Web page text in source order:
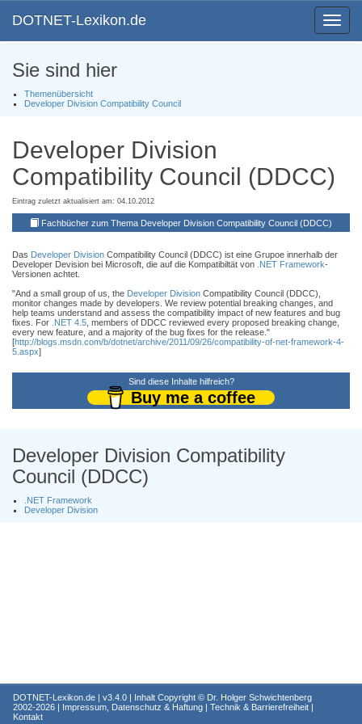
Toggle
DOTNET-Lexikon.de
Sie sind hier
Themenübersicht
Developer Division Compatibility Council
Developer Division
Compatibility Council (DDCC)
Eintrag zuletzt aktualisiert am: 04.10.2012
Fachbücher zum Thema Developer Division Compatibility Council (DDCC)
Das Developer Division Compatibility Council (DDCC) ist eine Grupoe innerhalb der
Developer Devision bei Microsoft, die auf die Kompatibiltät von .NET Framework-
Versionen achtet.
"And a small group of us, the Developer Division Compatibility Council (DDCC),
monitor changes made by developers. We review potential breaking changes, and
help teams understand and assess the compatibility impact of new features and bug
fixes. For .NET 4.5 , members of DDCC reviewed every proposed breaking change,
every new feature, and a majority of the bug fixes for the release."
[http://blogs.msdn.com/b/dotnet/archive/2011/09/26/compatibility-of-net-framework-4-
5.aspx]
Sind diese Inhalte hilfreich?
Buy me a coffee
Developer Division Compatibility
Council (DDCC)
.NET Framework
Developer Division
DOTNET-Lexikon.de | v3.4.0 | Inhalt Copyright © Dr. Holger Schwichtenberg
2002-2026 | Impressum, Datenschutz & Haftung | Technik & Barrierefreiheit |
Kontakt